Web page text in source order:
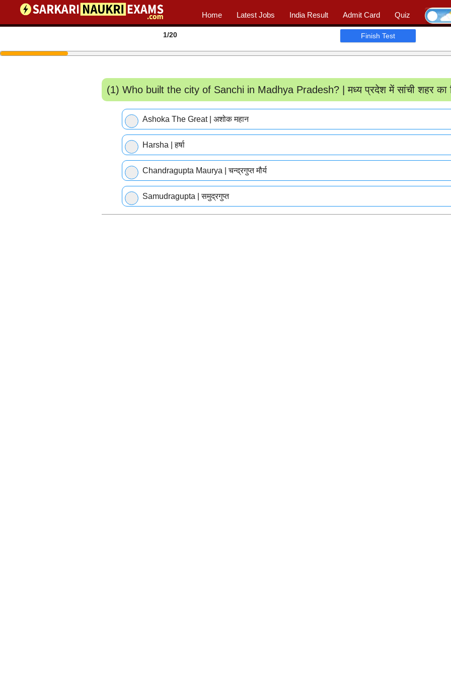
Home Latest Jobs India Result Admit Card
Quiz
📖 Quiz | Profile
1/20 Finish Test
(1) Who built the city of Sanchi in Madhya Pradesh? | मध्य प्रदेश में सांची शहर का
Ashoka The Great | अशोक महान
Harsha | हर्षा
Chandragupta Maurya | चन्द्रगुप्त मौर्य
Samudragupta | समुद्रगुप्त